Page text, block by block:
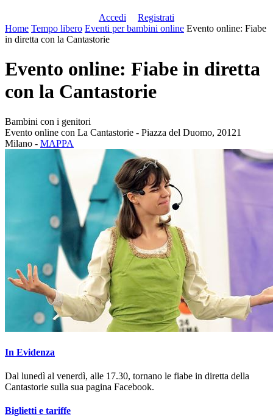
Accedi
Registrati
Home Tempo libero Eventi per bambini online Evento online: Fiabe
in diretta con la Cantastorie
Evento online: Fiabe in diretta
con la Cantastorie
Bambini con i genitori
Evento online con La Cantastorie - Piazza del Duomo, 20121
Milano - MAPPA
In Evidenza
Dal lunedì al venerdì, alle 17.30, tornano le fiabe in diretta della
Cantastorie sulla sua pagina Facebook.
Biglietti e tariffe